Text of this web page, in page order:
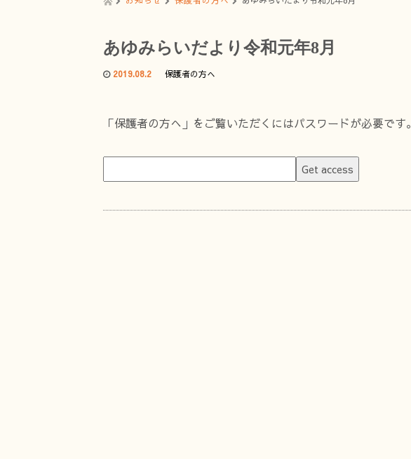
あゆみらいだより令和元年8月
2019.08.2 保護者の方へ
「保護者の方へ」をご覧いただくにはパスワードが必要です。